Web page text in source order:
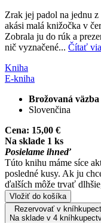
Zrak jej padol na jednu
akási malá knižočka v
Zobrala ju do rúk a
nič vyznačené... Čítať
Kniha
E-kniha
Brožovaná väzba
Slovenčina
Cena: 15,00 €
Na sklade 1 ks
Posielame ihneď
Túto knihu máme síce
posledné kusy. Ak ju
ďalších môže trvať
Vložiť do košíka
Rezervovať v
Na sklade v 4